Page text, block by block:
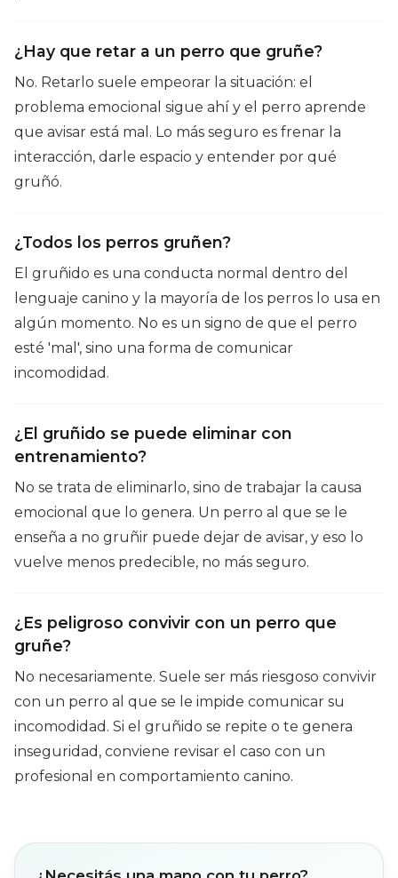
¿Hay que retar a un perro que gruñe?
No. Retarlo suele empeorar la situación: el
problema emocional sigue ahí y el perro aprende
que avisar está mal. Lo más seguro es frenar la
interacción, darle espacio y entender por qué
gruñó.
¿Todos los perros gruñen?
El gruñido es una conducta normal dentro del
lenguaje canino y la mayoría de los perros lo usa en
algún momento. No es un signo de que el perro
esté 'mal', sino una forma de comunicar
incomodidad.
¿El gruñido se puede eliminar con
entrenamiento?
No se trata de eliminarlo, sino de trabajar la causa
emocional que lo genera. Un perro al que se le
enseña a no gruñir puede dejar de avisar, y eso lo
vuelve menos predecible, no más seguro.
¿Es peligroso convivir con un perro que
gruñe?
No necesariamente. Suele ser más riesgoso convivir
con un perro al que se le impide comunicar su
incomodidad. Si el gruñido se repite o te genera
inseguridad, conviene revisar el caso con un
profesional en comportamiento canino.